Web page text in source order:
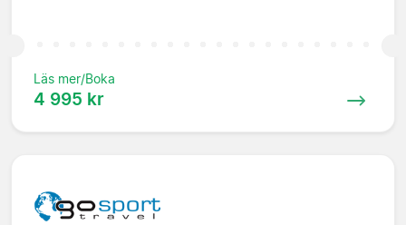
Läs mer/Boka
4 995 kr